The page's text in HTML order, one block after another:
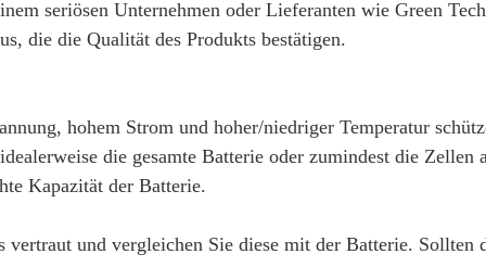
seriösen Unternehmen oder Lieferanten wie Green
die die Qualität des Produkts bestätigen.
hohem Strom und hoher/niedriger Temperatur
die gesamte Batterie oder zumindest die Zellen
Kapazität der Batterie.
und vergleichen Sie diese mit der Batterie. Sollten